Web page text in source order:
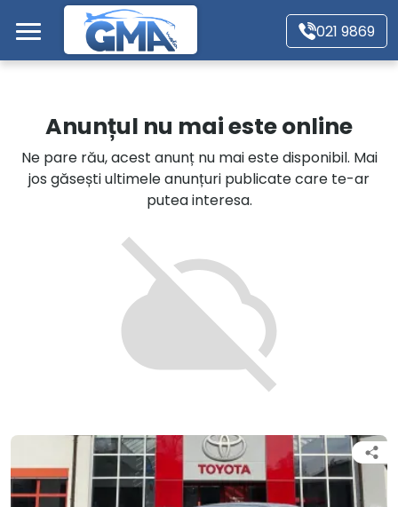
Mergi direct la conținutul principal
021 9869
Autoturisme
Motociclete
Autoutilitare
Alte tipuri vehicule
Anunțul nu mai este online
Ne pare rău, acest anunț nu mai este disponibil. Mai
jos găsești ultimele anunțuri publicate care te-ar
putea interesa.